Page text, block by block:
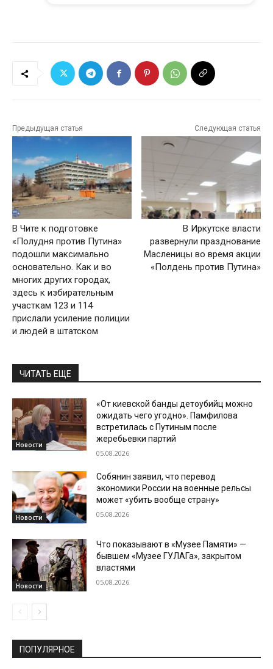
Предыдущая статья
В Чите к подготовке
«Полудня против Путина»
подошли максимально
основательно. Как и во
многих других городах,
здесь к избирательным
участкам 123 и 114
прислали усиление полиции
и людей в штатском
Следующая статья
В Иркутске власти
развернули празднование
Масленицы во время акции
«Полдень против Путина»
ЧИТАТЬ ЕЩЕ
Новости
«От киевской банды детоубийц можно
ожидать чего угодно». Памфилова
встретилась с Путиным после
жеребьевки партий
05.08.2026
Новости
Собянин заявил, что перевод
экономики России на военные рельсы
может «убить вообще страну»
05.08.2026
Новости
Что показывают в «Музее Памяти» —
бывшем «Музее ГУЛАГа», закрытом
властями
05.08.2026
ПОПУЛЯРНОЕ